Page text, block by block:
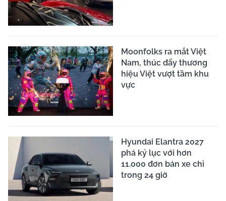
Moonfolks ra mắt Việt
Nam, thúc đẩy thương
hiệu Việt vượt tầm khu
vực
Hyundai Elantra 2027
phá kỷ lục với hơn
11.000 đơn bán xe chỉ
trong 24 giờ